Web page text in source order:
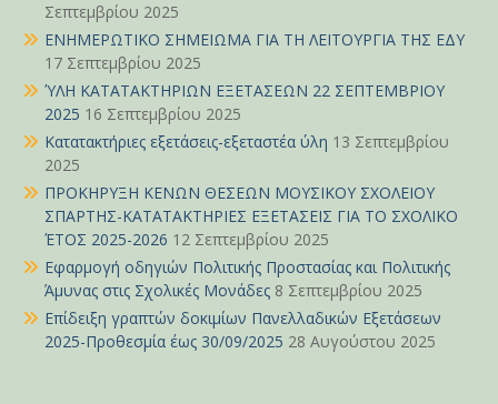
Σεπτεμβρίου 2025
ΕΝΗΜΕΡΩΤΙΚΟ ΣΗΜΕΙΩΜΑ ΓΙΑ ΤΗ ΛΕΙΤΟΥΡΓΙΑ ΤΗΣ ΕΔΥ
17 Σεπτεμβρίου 2025
ΎΛΗ ΚΑΤΑΤΑΚΤΗΡΙΩΝ ΕΞΕΤΑΣΕΩΝ 22 ΣΕΠΤΕΜΒΡΙΟΥ
2025 16 Σεπτεμβρίου 2025
Κατατακτήριες εξετάσεις-εξεταστέα ύλη 13 Σεπτεμβρίου
2025
ΠΡΟΚΗΡΥΞΗ ΚΕΝΩΝ ΘΕΣΕΩΝ ΜΟΥΣΙΚΟΥ ΣΧΟΛΕΙΟΥ
ΣΠΑΡΤΗΣ-ΚΑΤΑΤΑΚΤΗΡΙΕΣ ΕΞΕΤΑΣΕΙΣ ΓΙΑ ΤΟ ΣΧΟΛΙΚΟ
ΈΤΟΣ 2025-2026 12 Σεπτεμβρίου 2025
Εφαρμογή οδηγιών Πολιτικής Προστασίας και Πολιτικής
Άμυνας στις Σχολικές Μονάδες 8 Σεπτεμβρίου 2025
Επίδειξη γραπτών δοκιμίων Πανελλαδικών Εξετάσεων
2025-Προθεσμία έως 30/09/2025 28 Αυγούστου 2025